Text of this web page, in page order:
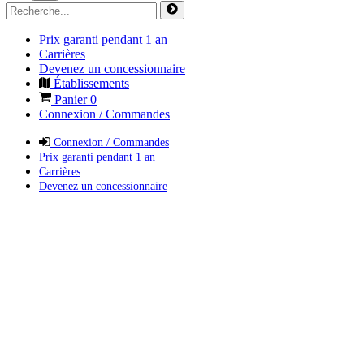
Prix garanti pendant 1 an
Carrières
Devenez un concessionnaire
Établissements
Panier0
Connexion / Commandes
Connexion / Commandes
Prix garanti pendant 1 an
Carrières
Devenez un concessionnaire